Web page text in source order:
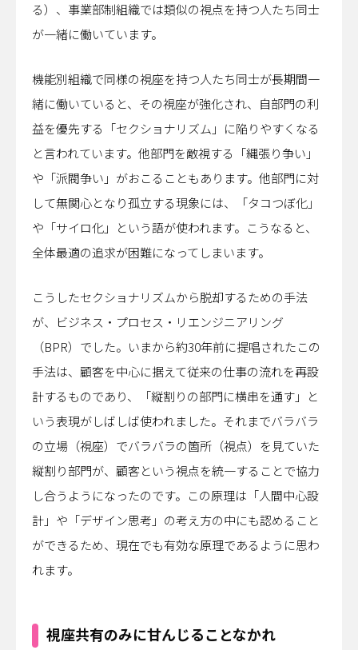
る）、事業部制組織では類似の視点を持つ人たち同士
が一緒に働いています。
機能別組織で同様の視座を持つ人たち同士が長期間一
緒に働いていると、その視座が強化され、自部門の利
益を優先する「セクショナリズム」に陥りやすくなる
と言われています。他部門を敵視する「縄張り争い」
や「派閥争い」がおこることもあります。他部門に対
して無関心となり孤立する現象には、「タコつぼ化」
や「サイロ化」という語が使われます。こうなると、
全体最適の追求が困難になってしまいます。
こうしたセクショナリズムから脱却するための手法
が、ビジネス・プロセス・リエンジニアリング
（BPR）でした。いまから約30年前に提唱されたこの
手法は、顧客を中心に据えて従来の仕事の流れを再設
計するものであり、「縦割りの部門に横串を通す」と
いう表現がしばしば使われました。それまでバラバラ
の立場（視座）でバラバラの箇所（視点）を見ていた
縦割り部門が、顧客という視点を統一することで協力
し合うようになったのです。この原理は「人間中心設
計」や「デザイン思考」の考え方の中にも認めること
ができるため、現在でも有効な原理であるように思わ
れます。
視座共有のみに甘んじることなかれ